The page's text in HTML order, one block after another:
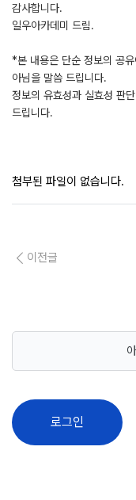
감사합니다.
일우아카데미 드림.
*본 내용은 단순 정보의 공유
아님을 말씀 드립니다.
정보의 유효성과 실효성 판
드립니다.
첨부된 파일이 없습니다.
이전글
로그인